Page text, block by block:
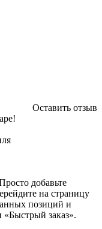
Оставить отзыв
добавьте
на страницу
позиций и
заказ».